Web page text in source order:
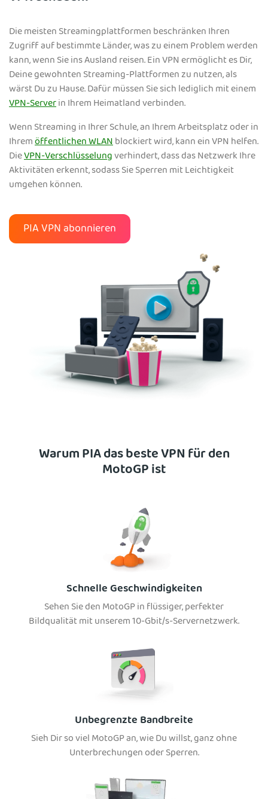
Die meisten Streamingplattformen beschränken Ihren
Zugriff auf bestimmte Länder, was zu einem Problem werden
kann, wenn Sie ins Ausland reisen. Ein VPN ermöglicht es Dir,
Deine gewohnten Streaming-Plattformen zu nutzen, als
wärst Du zu Hause. Dafür müssen Sie sich lediglich mit einem
VPN-Serverin Ihrem Heimatland verbinden.
Wenn Streaming in Ihrer Schule, an Ihrem Arbeitsplatz oder in
Ihremöffentlichen WLANblockiert wird, kann ein VPN helfen.
DieVPN-Verschlüsselungverhindert, dass das Netzwerk Ihre
Aktivitäten erkennt, sodass Sie Sperren mit Leichtigkeit
umgehen können.
PIA VPN abonnieren
Warum PIA das beste VPN für den
MotoGP ist
Schnelle Geschwindigkeiten
Sehen Sie den MotoGP in flüssiger, perfekter
Bildqualität mit unserem 10-Gbit/s-Servernetzwerk.
Unbegrenzte Bandbreite
Sieh Dir so viel MotoGP an, wie Du willst, ganz ohne
Unterbrechungen oder Sperren.